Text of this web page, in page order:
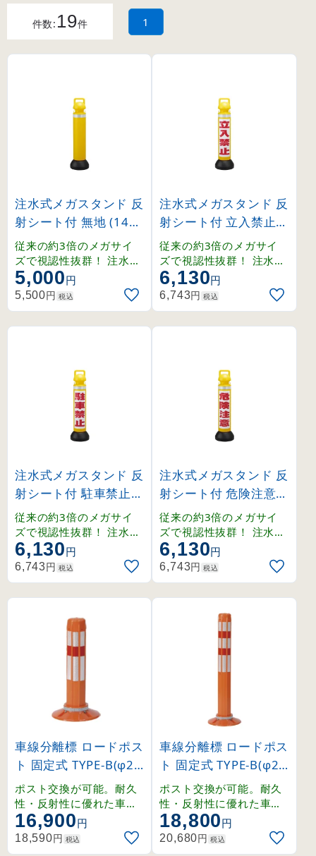
件数: 19件 1
注水式メガスタンド 反
射シート付 無地 (1411
01)
従来の約3倍のメガサイ
ズで視認性抜群！ 注水・
注砂対応の重厚なタンク
付きで安定感のある大型
スタンド。
5,000円
5,500円 税込
注水式メガスタンド 反
射シート付 立入禁止 (
141102)
従来の約3倍のメガサイ
ズで視認性抜群！ 注水・
注砂対応の重厚なタンク
付きで安定感のある大型
スタンド。
6,130円
6,743円 税込
注水式メガスタンド 反
射シート付 駐車禁止 (
141103)
従来の約3倍のメガサイ
ズで視認性抜群！ 注水・
注砂対応の重厚なタンク
付きで安定感のある大型
スタンド。
6,130円
6,743円 税込
注水式メガスタンド 反
射シート付 危険注意 (
141104)
従来の約3倍のメガサイ
ズで視認性抜群！ 注水・
注砂対応の重厚なタンク
付きで安定感のある大型
スタンド。
6,130円
6,743円 税込
車線分離標 ロードポス
ト 固定式 TYPE-B(φ20
0ベース) 高さ400mm
(373051)
ポスト交換が可能。耐久
性・反射性に優れた車線
分離標。新技術「カセッ
トリング方式」により、
ポストの交換が容易でメ
16,900円
18,590円 税込
車線分離標 ロードポス
ト 固定式 TYPE-B(φ20
0ベース) 高さ650mm
(373052)
ポスト交換が可能。耐久
性・反射性に優れた車線
分離標。新技術「カセッ
トリング方式」により、
ポストの交換が容易でメ
18,800円
20,680円 税込